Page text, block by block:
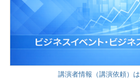
講演者情報（講演依頼）